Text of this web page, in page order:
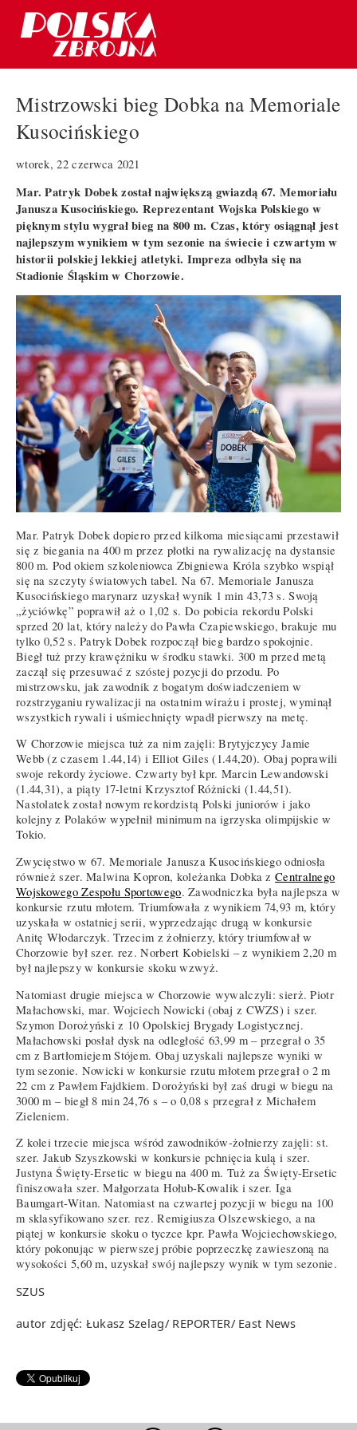
Mistrzowski bieg Dobka na Memoriale
Kusocińskiego
wtorek, 22 czerwca 2021
Mar. Patryk Dobek został największą gwiazdą 67. Memoriału
Janusza Kusocińskiego. Reprezentant Wojska Polskiego w
pięknym stylu wygrał bieg na 800 m. Czas, który osiągnął jest
najlepszym wynikiem w tym sezonie na świecie i czwartym w
historii polskiej lekkiej atletyki. Impreza odbyła się na
Stadionie Śląskim w Chorzowie.
Mar. Patryk Dobek dopiero przed kilkoma miesiącami przestawił
się z biegania na 400 m przez płotki na rywalizację na dystansie
800 m. Pod okiem szkoleniowca Zbigniewa Króla szybko wspiął
się na szczyty światowych tabel. Na 67. Memoriale Janusza
Kusocińskiego marynarz uzyskał wynik 1 min 43,73 s. Swoją
„życiówkę” poprawił aż o 1,02 s. Do pobicia rekordu Polski
sprzed 20 lat, który należy do Pawła Czapiewskiego, brakuje mu
tylko 0,52 s. Patryk Dobek rozpoczął bieg bardzo spokojnie.
Biegł tuż przy krawężniku w środku stawki. 300 m przed metą
zaczął się przesuwać z szóstej pozycji do przodu. Po
mistrzowsku, jak zawodnik z bogatym doświadczeniem w
rozstrzyganiu rywalizacji na ostatnim wirażu i prostej, wyminął
wszystkich rywali i uśmiechnięty wpadł pierwszy na metę.
W Chorzowie miejsca tuż za nim zajęli: Brytyjczycy Jamie
Webb (z czasem 1.44,14) i Elliot Giles (1.44,20). Obaj poprawili
swoje rekordy życiowe. Czwarty był kpr. Marcin Lewandowski
(1.44,31), a piąty 17-letni Krzysztof Różnicki (1.44,51).
Nastolatek został nowym rekordzistą Polski juniorów i jako
kolejny z Polaków wypełnił minimum na igrzyska olimpijskie w
Tokio.
Zwycięstwo w 67. Memoriale Janusza Kusocińskiego odniosła
również szer. Malwina Kopron, koleżanka Dobka zCentralnego
Wojskowego Zespołu Sportowego. Zawodniczka była najlepsza w
konkursie rzutu młotem. Triumfowała z wynikiem 74,93 m, który
uzyskała w ostatniej serii, wyprzedzając drugą w konkursie
Anitę Włodarczyk. Trzecim z żołnierzy, który triumfował w
Chorzowie był szer. rez. Norbert Kobielski – z wynikiem 2,20 m
był najlepszy w konkursie skoku wzwyż.
Natomiast drugie miejsca w Chorzowie wywalczyli: sierż. Piotr
Małachowski, mar. Wojciech Nowicki (obaj z CWZS) i szer.
Szymon Dorożyński z 10 Opolskiej Brygady Logistycznej.
Małachowski posłał dysk na odległość 63,99 m – przegrał o 35
cm z Bartłomiejem Stójem. Obaj uzyskali najlepsze wyniki w
tym sezonie. Nowicki w konkursie rzutu młotem przegrał o 2 m
22 cm z Pawłem Fajdkiem. Dorożyński był zaś drugi w biegu na
3000 m – biegł 8 min 24,76 s – o 0,08 s przegrał z Michałem
Zieleniem.
Z kolei trzecie miejsca wśród zawodników-żołnierzy zajęli: st.
szer. Jakub Szyszkowski w konkursie pchnięcia kulą i szer.
Justyna Święty-Ersetic w biegu na 400 m. Tuż za Święty-Ersetic
finiszowała szer. Małgorzata Hołub-Kowalik i szer. Iga
Baumgart-Witan. Natomiast na czwartej pozycji w biegu na 100
m sklasyfikowano szer. rez. Remigiusza Olszewskiego, a na
piątej w konkursie skoku o tyczce kpr. Pawła Wojciechowskiego,
który pokonując w pierwszej próbie poprzeczkę zawieszoną na
wysokości 5,60 m, uzyskał swój najlepszy wynik w tym sezonie.
SZUS
autor zdjęć: Łukasz Szelag/ REPORTER/ East News